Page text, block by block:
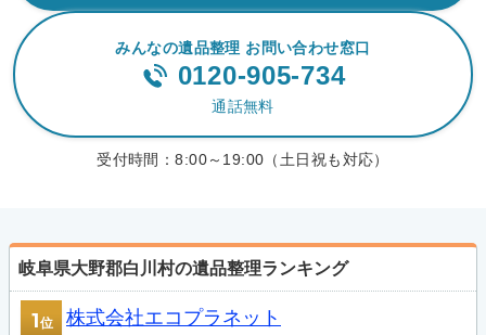
みんなの遺品整理 お問い合わせ窓口
0120-905-734
通話無料
受付時間：8:00～19:00（土日祝も対応）
岐阜県大野郡白川村の遺品整理ランキング
1位 株式会社エコプラネット